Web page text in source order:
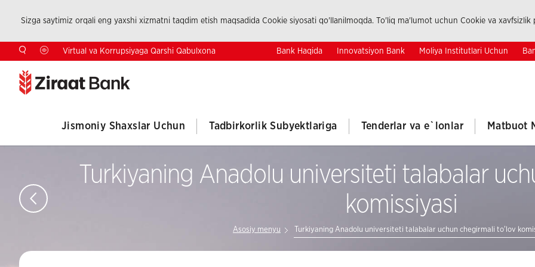
Sizga saytimiz orqali eng yaxshi xizmatni taqdim etish maqsadida Cookie siyosati qo'llanilmoqda. To'liq ma'lumot uchun Cookie va
Virtual va Korrupsiyaga Qarshi Qabulxona Bank Haqida Innovatsiyon Bank Moliya Institutlari Uchun
Jismoniy Shaxslar Uchun Tadbirkorlik Subyektlariga Tenderlar va e`lonlar Matbuot
Turkiyaning Anadolu universiteti talabalar
komissiyasi
Asosiy menyu Turkiyaning Anadolu universiteti talabalar uchun chegirmali to'lov